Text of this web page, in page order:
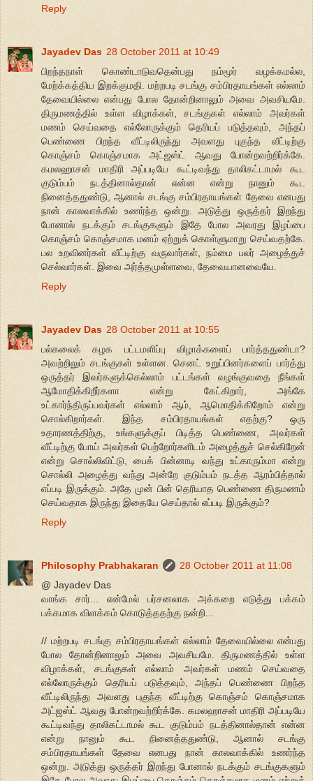
Reply
Jayadev Das 28 October 2011 at 10:49
பிறந்தநாள் கொண்டாடுவதென்பது நம்மூர் வழக்கமல்ல,
மேற்க்கத்திய இறக்குமதி. மற்றபடி சடங்கு சம்பிரதாயங்கள் எல்லாம்
தேவையில்லை என்பது போல தோன்றினாலும் அவை அவசியமே.
திருமணத்தில் உள்ள விழாக்கள், சடங்குகள் எல்லாம் அவர்கள்
மணம் செய்வதை எல்லோருக்கும் தெரியப் படுத்தவும், அந்தப்
பெண்ணை பிறந்த வீட்டிலிருந்து அவளது புகுந்த வீட்டிற்கு
கொஞ்சம் கொஞ்சமாக அட்ஜஸ்ட் ஆவது போன்றவற்றிர்க்கே.
கமலஹாசன் மாதிரி அப்படியே கூட்டிவந்து தாலிகட்டாமல் கூட
குடும்பம் நடத்தினால்தான் என்ன என்று நானும் கூட
நினைத்ததுண்டு, ஆனால் சடங்கு சம்பிரதாயங்கள் தேவை எனபது
நான் காலவாக்கில் உணர்ந்த ஒன்று. அடுத்து ஒருத்தர் இறந்து
போனால் நடக்கும் சடங்குகளும் இதே போல அவரது இழப்பை
கொஞ்சம் கொஞ்சமாக மனம் ஏற்றுக் கொள்ளுமாறு செய்வதற்கே.
பல உறவினர்கள் வீட்டிற்கு வருவார்கள், நம்மை பலர் அழைத்துச்
செல்வார்கள். இவை அர்த்தமுள்ளவை, தேவையானவையே.
Reply
Jayadev Das 28 October 2011 at 10:55
பல்கலைக் கழக பட்டமளிப்பு விழாக்களைப் பார்த்ததுண்டா?
அவற்றிலும் சடங்குகள் உள்ளன. செனட் உறுப்பினர்களைப் பார்த்து
ஒருத்தர் இவர்களுக்கெல்லாம் பட்டங்கள் வழங்குவதை நீங்கள்
ஆமோதிக்கிறீர்களா என்று கேட்கிறார், அங்கே
உட்கார்ந்திருப்பவர்கள் எல்லாம் ஆம், ஆமொதிக்கிறோம் என்று
சொல்கிறார்கள். இந்த சம்பிரதாயங்கள் எதற்கு? ஒரு
உதாரணத்திற்கு, உங்களுக்குப் பிடித்த பெண்ணை, அவர்கள்
வீட்டிற்கு போய் அவர்கள் பெற்றோர்களிடம் அழைத்துச் செல்கிறேன்
என்று சொல்லிவிட்டு, பைக் பின்னாடி வந்து உட்காரும்மா என்று
சொல்லி அழைத்து வந்து அன்றே குடும்பம் நடத்த ஆரம்பித்தால்
எப்படி இருக்கும். அதே முன் பின் தெரியாத பெண்ணை திருமணம்
செய்வதாக இருந்து இதையே செய்தால் எப்படி இருக்கும்?
Reply
Philosophy Prabhakaran
28 October 2011 at 11:08
@ Jayadev Das
வாங்க சார்... என்மேல் பர்சனலாக அக்கறை எடுத்து பக்கம்
பக்கமாக விளக்கம் கொடுத்ததற்கு நன்றி...
// மற்றபடி சடங்கு சம்பிரதாயங்கள் எல்லாம் தேவையில்லை என்பது
போல தோன்றினாலும் அவை அவசியமே. திருமணத்தில் உள்ள
விழாக்கள், சடங்குகள் எல்லாம் அவர்கள் மணம் செய்வதை
எல்லோருக்கும் தெரியப் படுத்தவும், அந்தப் பெண்ணை பிறந்த
வீட்டிலிருந்து அவளது புகுந்த வீட்டிற்கு கொஞ்சம் கொஞ்சமாக
அட்ஜஸ்ட் ஆவது போன்றவற்றிர்க்கே. கமலஹாசன் மாதிரி அப்படியே
கூட்டிவந்து தாலிகட்டாமல் கூட குடும்பம் நடத்தினால்தான் என்ன
என்று நானும் கூட நினைத்ததுண்டு, ஆனால் சடங்கு
சம்பிரதாயங்கள் தேவை எனபது நான் காலவாக்கில் உணர்ந்த
ஒன்று. அடுத்து ஒருத்தர் இறந்து போனால் நடக்கும் சடங்குகளும்